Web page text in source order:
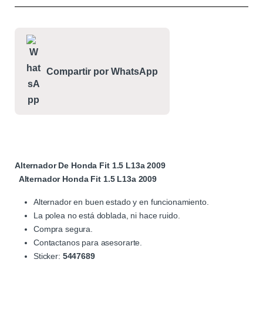
Compartir por WhatsApp
Alternador De Honda Fit 1.5 L13a 2009
Alternador Honda Fit 1.5 L13a 2009
Alternador en buen estado y en funcionamiento.
La polea no está doblada, ni hace ruido.
Compra segura.
Contactanos para asesorarte.
Sticker: 5447689